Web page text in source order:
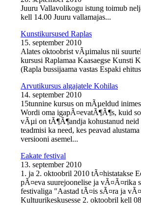
Juuru Vallavolikogu istung toimub
kell 14.00 Juuru vallamajas...
Kunstikursused Raplas
15. september 2010
Alates oktoobrist vÃµimalus nii
kursusi Raplamaa Kaasaegse Kunsti
(Rapla bussijaama vastas Espaki
Arvutikursus algajatele Kohilas
14. september 2010
15tunnine kursus on mÃµeldud
Wordi oma igapÃ¤evatÃ¶Ã¶s, kuid
vÃµi on tÃ¶Ã¶andja kohustanud neid
teadmisi ka need, kes peavad
versiooni asemel...
Eakate festival
13. september 2010
1. ja 2. oktoobril 2010 tÃ¤histatakse
pÃ¤eva suurejoonelise ja vÃ¤Ã¤rika
festivaliga "Aastad tÃ¤is sÃ¤ra ja
Kultuurikeskusesse 2. oktoobril kell